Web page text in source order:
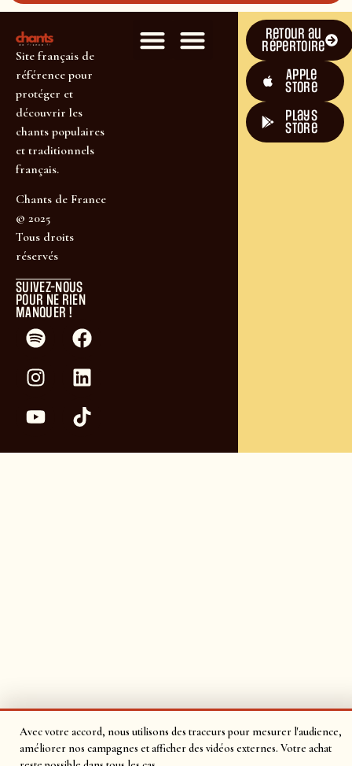
Avec votre accord, nous utilisons des traceurs pour mesurer l'audience,
améliorer nos campagnes et afficher des vidéos externes. Votre achat
Site français de
référence pour
protéger et
découvrir les
chants populaires
et traditionnels
français.
Chants de France
© 2025
Tous droits
réservés
SUIVEZ-NOUS
POUR NE RIEN
MANQUER !
Retour au
répertoire
Apple
Store
plays
store